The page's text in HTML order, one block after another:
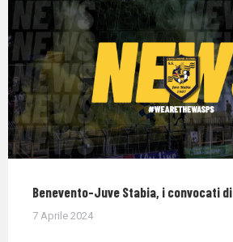
Benevento-Juve Stabia, i convocati
7 Aprile 2024